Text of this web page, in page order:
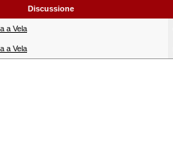
Discussione
a Vela
a Vela